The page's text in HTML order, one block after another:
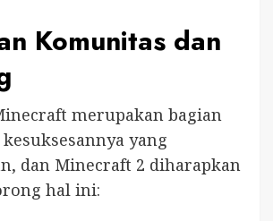
Komunitas dan
merupakan bagian
yang
dan Minecraft 2 diharapkan
hal ini: